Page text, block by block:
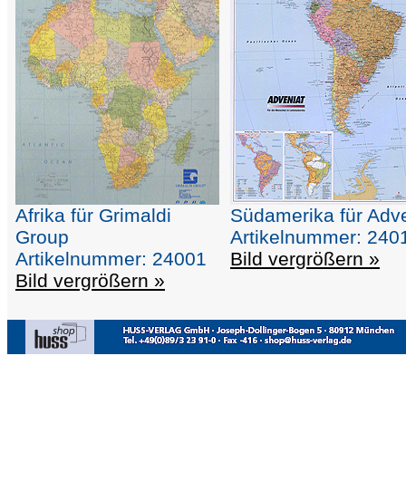
Afrika für Grimaldi
Group
Artikelnummer: 24001
Bild vergrößern »
Südamerika für
Artikelnummer:
Bild vergrößern »